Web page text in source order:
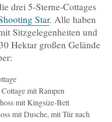
drei 5-Sterne-Cottages
Star. Alle haben
Sitzgelegenheiten und
Hektar großen Gelände
mit Rampen
mit Kingsize-Bett
mit Dusche, mit Tür nach